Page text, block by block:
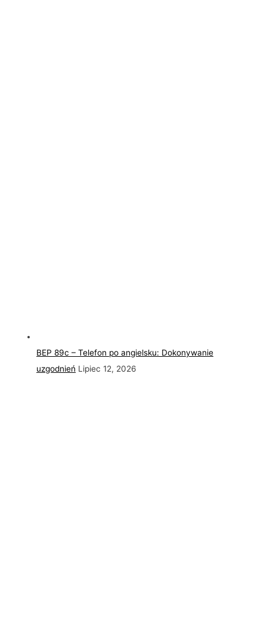
BEP 89c – Telefon po angielsku: Dokonywanie
uzgodnień Lipiec 12, 2026